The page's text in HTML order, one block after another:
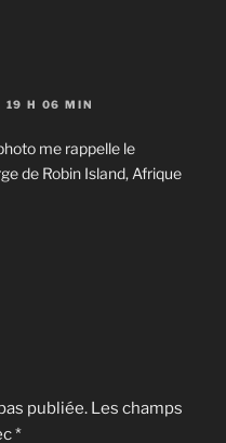
19 H 06 MIN
me rappelle le
de Robin Island, Afrique
publiée. Les champs
*